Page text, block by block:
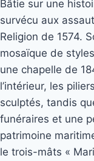
Bâtie sur une
survécu aux
Religion de 1574.
mosaïque de
une chapelle de
l’intérieur, les
sculptés, tandis
funéraires et une
patrimoine
le trois-mâts «